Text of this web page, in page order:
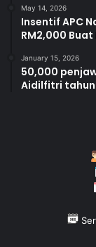
May 14, 2026
Insentif APC
RM2,000
January 15, 2026
50,000
Aidilfitri tahun